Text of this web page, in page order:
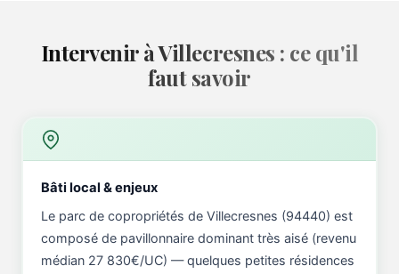
Intervenir à Villecresnes : ce qu'il
faut savoir
Bâti local & enjeux
Le parc de copropriétés de Villecresnes (94440) est
composé de pavillonnaire dominant très aisé (revenu
médian 27 830€/UC) — quelques petites résidences